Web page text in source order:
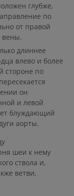
глубже,
по
от правой
вены.
длиннее
влево и более
стороне по
он
и левой
блуждающий
аорты.
шеи к нему
ствола и,
ветви,